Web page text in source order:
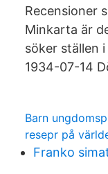
Recensioner
Minkarta är
söker ställen
1934-07-14
Barn
resepr på
Franko